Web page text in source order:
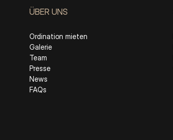
ÜBER UNS
Ordination mieten
Galerie
Team
Presse
News
FAQs